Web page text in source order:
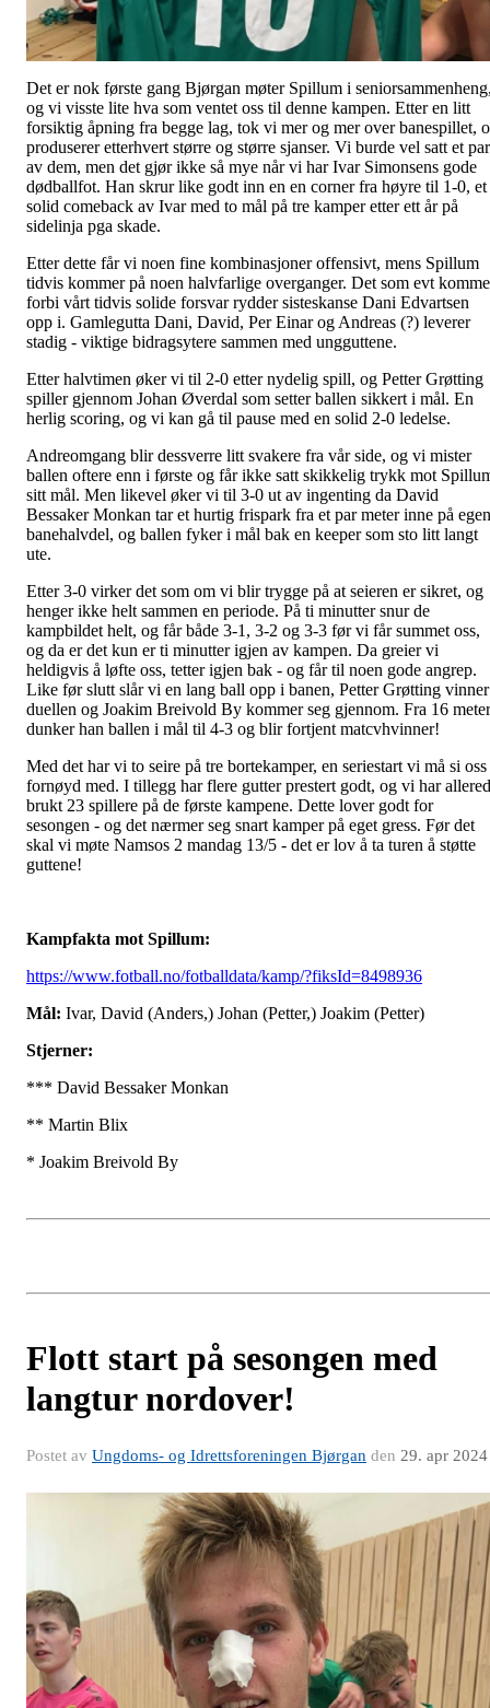
Det er nok første gang Bjørgan møter Spillum i
og vi visste lite hva som ventet oss til denne kampen. Etter en litt
forsiktig åpning fra begge lag, tok vi mer og mer over banespillet,
produserer etterhvert større og større sjanser. Vi burde vel satt et par
av dem, men det gjør ikke så mye når vi har Ivar Simonsens gode
dødballfot. Han skrur like godt inn en en corner fra høyre til 1-0, et
solid comeback av Ivar med to mål på tre kamper etter ett år på
sidelinja pga skade.
Etter dette får vi noen fine kombinasjoner offensivt, mens Spillum
tidvis kommer på noen halvfarlige overganger. Det som evt
forbi vårt tidvis solide forsvar rydder sisteskanse Dani Edvartsen
opp i. Gamlegutta Dani, David, Per Einar og Andreas (?) leverer
stadig - viktige bidragsytere sammen med ungguttene.
Etter halvtimen øker vi til 2-0 etter nydelig spill, og Petter Grøtting
spiller gjennom Johan Øverdal som setter ballen sikkert i mål. En
herlig scoring, og vi kan gå til pause med en solid 2-0 ledelse.
Andreomgang blir dessverre litt svakere fra vår side, og vi mister
ballen oftere enn i første og får ikke satt skikkelig trykk mot
sitt mål. Men likevel øker vi til 3-0 ut av ingenting da David
Bessaker Monkan tar et hurtig frispark fra et par meter inne på egen
banehalvdel, og ballen fyker i mål bak en keeper som sto litt langt
ute.
Etter 3-0 virker det som om vi blir trygge på at seieren er sikret, og
henger ikke helt sammen en periode. På ti minutter snur de
kampbildet helt, og får både 3-1, 3-2 og 3-3 før vi får summet oss,
og da er det kun er ti minutter igjen av kampen. Da greier vi
heldigvis å løfte oss, tetter igjen bak - og får til noen gode angrep.
Like før slutt slår vi en lang ball opp i banen, Petter Grøtting vinner
duellen og Joakim Breivold By kommer seg gjennom. Fra 16 meter
dunker han ballen i mål til 4-3 og blir fortjent matcvhvinner!
Med det har vi to seire på tre bortekamper, en seriestart vi må si oss
fornøyd med. I tillegg har flere gutter prestert godt, og vi har
brukt 23 spillere på de første kampene. Dette lover godt for
sesongen - og det nærmer seg snart kamper på eget gress. Før det
skal vi møte Namsos 2 mandag 13/5 - det er lov å ta turen å støtte
guttene!
Kampfakta mot Spillum:
https://www.fotball.no/fotballdata/kamp/?fiksId=8498936
Mål: Ivar, David (Anders,) Johan (Petter,) Joakim (Petter)
Stjerner:
*** David Bessaker Monkan
** Martin Blix
* Joakim Breivold By
Flott start på sesongen med
langtur nordover!
Postet av Ungdoms- og Idrettsforeningen Bjørgan den 29. apr 2024